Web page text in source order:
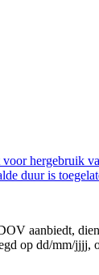
hergebruik
duur is
aanbiedt,
op dd/mm/jjjj,